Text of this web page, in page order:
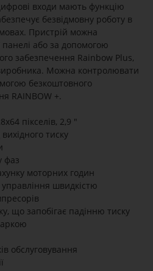
входи мають функцію
безвідмовну роботу в
Пристрій можна
або за допомогою
забезпечення Rainbow Plus,
Можна контролювати
безкоштовного
RAINBOW +.
пікселів, 2,9 "
тиску
фаз
моторних годин
швидкістю
що запобігає падінню тиску
обслуговування